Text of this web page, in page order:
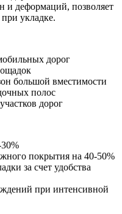
и деформаций, позволяет
укладке.
дорог
большой вместимости
полос
дорог
покрытия на 40-50%
за счет удобства
при интенсивной